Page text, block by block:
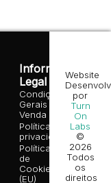
Informação
Legal
Condições
Gerais de
Venda
Política de
privacidade
Política
de
Cookies
(EU)
Website
por
Turn
On
Labs
©
2026
Todos
os
direitos